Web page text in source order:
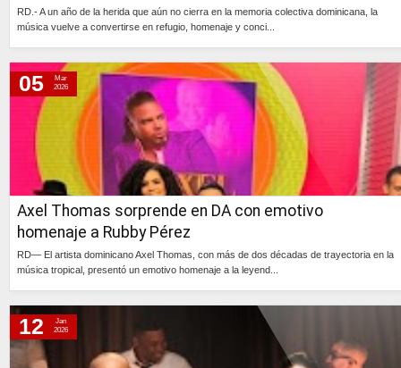
RD.- A un año de la herida que aún no cierra en la memoria colectiva dominicana, la
música vuelve a convertirse en refugio, homenaje y conci...
Axel Thomas sorprende en DA con emotivo
homenaje a Rubby Pérez
RD— El artista dominicano Axel Thomas, con más de dos décadas de trayectoria en la
música tropical, presentó un emotivo homenaje a la leyend...
05
Mar
2026
12
Jan
2026
miércoles, 29 de mayo de 2024
miércoles, 6 de marzo de 2024
miércoles, 20 de diciembre de 2023
martes, 18 de julio de 2023
jueves, 21 de julio de 2022
viernes, 27 de noviembre de 2020
domingo, 25 de agosto de 2019
viernes, 9 de septiembre de 2016